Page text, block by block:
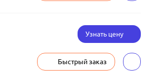
Узнать цену
Быстрый заказ